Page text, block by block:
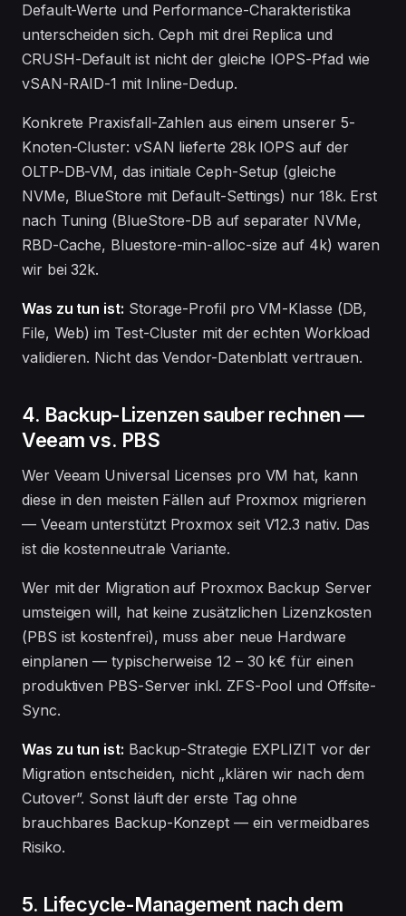
Default-Werte und Performance-Charakteristika
unterscheiden sich. Ceph mit drei Replica und
CRUSH-Default ist nicht der gleiche IOPS-Pfad wie
vSAN-RAID-1 mit Inline-Dedup.
Konkrete Praxisfall-Zahlen aus einem unserer 5-
Knoten-Cluster: vSAN lieferte 28k IOPS auf der
OLTP-DB-VM, das initiale Ceph-Setup (gleiche
NVMe, BlueStore mit Default-Settings) nur 18k. Erst
nach Tuning (BlueStore-DB auf separater NVMe,
RBD-Cache, Bluestore-min-alloc-size auf 4k) waren
wir bei 32k.
Was zu tun ist: Storage-Profil pro VM-Klasse (DB,
File, Web) im Test-Cluster mit der echten Workload
validieren. Nicht das Vendor-Datenblatt vertrauen.
4. Backup-Lizenzen sauber rechnen —
Veeam vs. PBS
Wer Veeam Universal Licenses pro VM hat, kann
diese in den meisten Fällen auf Proxmox migrieren
— Veeam unterstützt Proxmox seit V12.3 nativ. Das
ist die kostenneutrale Variante.
Wer mit der Migration auf Proxmox Backup Server
umsteigen will, hat keine zusätzlichen Lizenzkosten
(PBS ist kostenfrei), muss aber neue Hardware
einplanen — typischerweise 12 – 30 k€ für einen
produktiven PBS-Server inkl. ZFS-Pool und Offsite-
Sync.
Was zu tun ist: Backup-Strategie EXPLIZIT vor der
Migration entscheiden, nicht „klären wir nach dem
Cutover”. Sonst läuft der erste Tag ohne
brauchbares Backup-Konzept — ein vermeidbares
Risiko.
5. Lifecycle-Management nach dem